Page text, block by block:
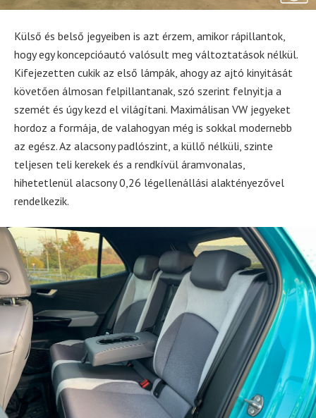
Külső és belső jegyeiben is azt érzem, amikor rápillantok,
hogy egy koncepcióautó valósult meg változtatások nélkül.
Kifejezetten cukik az első lámpák, ahogy az ajtó kinyitását
követően álmosan felpillantanak, szó szerint felnyitja a
szemét és úgy kezd el világítani. Maximálisan VW jegyeket
hordoz a formája, de valahogyan még is sokkal modernebb
az egész. Az alacsony padlószint, a küllő nélküli, szinte
teljesen teli kerekek és a rendkívül áramvonalas,
hihetetlenül alacsony 0,26 légellenállási alaktényezővel
rendelkezik.